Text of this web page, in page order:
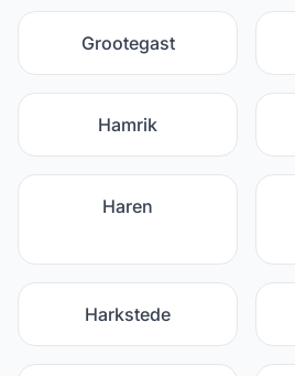
Grootegast
Hamrik
Haren
Harkstede